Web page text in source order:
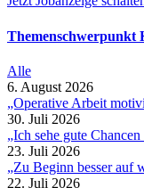
Themenschwerpunkt
Alle
6. August 2026
„Operative Arbeit
30. Juli 2026
„Ich sehe gute
23. Juli 2026
„Zu Beginn besser auf
22. Juli 2026